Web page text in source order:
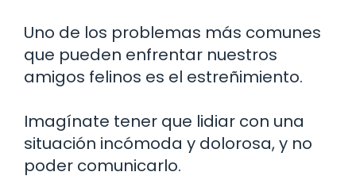
Uno de los problemas más comunes
que pueden enfrentar nuestros
amigos felinos es el estreñimiento.
Imagínate tener que lidiar con una
situación incómoda y dolorosa, y no
poder comunicarlo.